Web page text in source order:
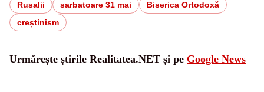
Rusalii sarbatoare 31 mai
Biserica Ortodoxă
creștinism
Urmărește știrile Realitatea.NET și pe Google News